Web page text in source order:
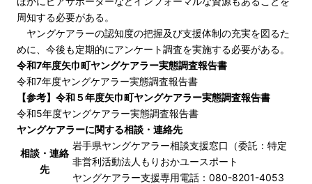
周知する必要がある。
ヤングケアラーの認知度の把握及び支援体制の充実を図るた
めに、今後も定期的にアンケート調査を実施する必要がある。
令和7年度矢巾町ヤングケアラー実態調査報告書
令和7年度ヤングケアラー実態調査報告書
【参考】令和５年度矢巾町ヤングケアラー実態調査報告書
令和5年度ヤングケアラー実態調査報告書
ヤングケアラーに関する相談・連絡先
相談・連絡
先
岩手県ヤングケアラー相談支援窓口（委託：特定
非営利活動法人もりおかユースポート
ヤングケアラー支援専用電話： 080-8201-4053